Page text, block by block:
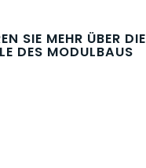
SIE MEHR ÜBER DIE
DES MODULBAUS